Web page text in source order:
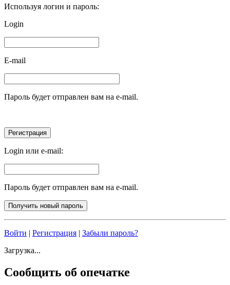
Используя логин и пароль:
Login
E-mail
Пароль будет отправлен вам на e-mail.
Login или e-mail:
Пароль будет отправлен вам на e-mail.
Войти | Регистрация | Забыли пароль?
Загрузка...
Сообщить об опечатке